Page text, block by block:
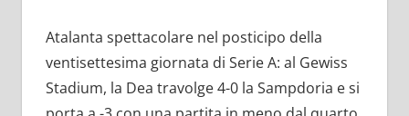
Atalanta spettacolare nel posticipo della
ventisettesima giornata di Serie A: al Gewiss
Stadium, la Dea travolge 4-0 la Sampdoria e si